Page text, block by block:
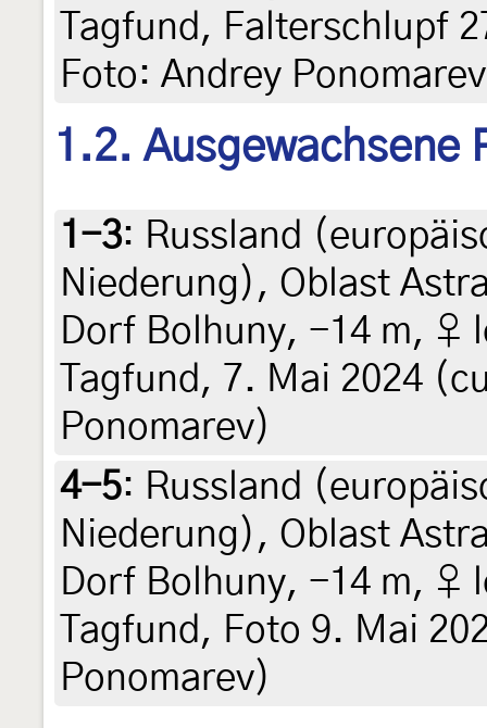
Tagfund, Falterschlupf
Foto: Andrey
1.2. Ausgewachsene
1-3: Russland
Niederung), Oblast
Dorf Bolhuny, -14 m, ♀
Tagfund, 7. Mai 2024
Ponomarev)
4-5: Russland
Niederung), Oblast
Dorf Bolhuny, -14 m, ♀
Tagfund, Foto 9. Mai
Ponomarev)